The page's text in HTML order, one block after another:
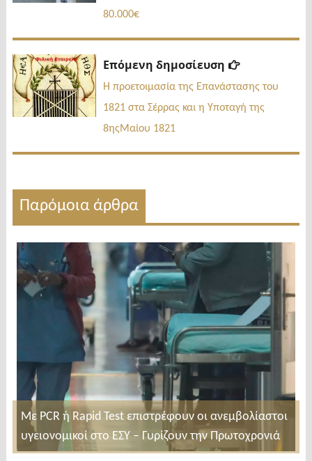
80.000€
Επόμενη δημοσίευση
Επόμενη
Η προετοιμασία της Επανάστασης του
1821 στα Σέρρας και η Υποταγή της
8ηςΜαίου 1821
Παρόμοια άρθρα
Με PCR ή Rapid Test επιστρέφουν οι ανεμβολίαστοι
υγειονομικοί στο ΕΣΥ – Γυρίζουν την Πρωτοχρονιά